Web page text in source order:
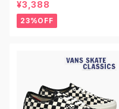
ARY CHECK BLACK/WHITE
12.0-15.0 ヴァンズ オールドス
クール ベルクロ ベビーシューズ
¥3,388
23%OFF